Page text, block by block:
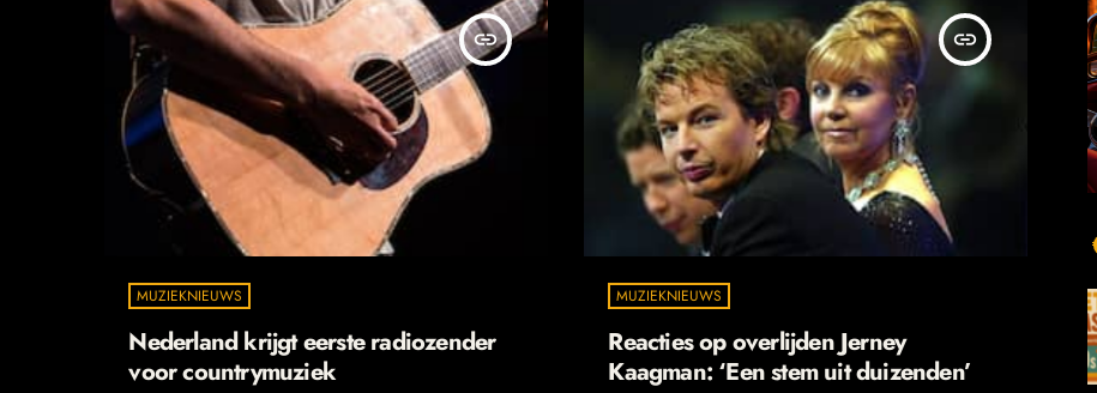
insert_link
MUZIEKNIEUWS
Nederland krijgt eerste radiozender
voor countrymuziek
insert_link
MUZIEKNIEUWS
Reacties op overlijden Jerney
Kaagman: ‘Een stem uit duizenden’